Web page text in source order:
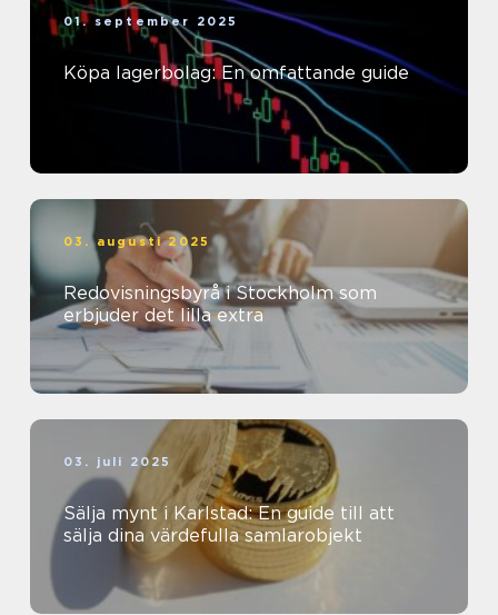
01. september 2025
Köpa lagerbolag: En omfattande guide
03. augusti 2025
Redovisningsbyrå i Stockholm som
erbjuder det lilla extra
03. juli 2025
Sälja mynt i Karlstad: En guide till att
sälja dina värdefulla samlarobjekt